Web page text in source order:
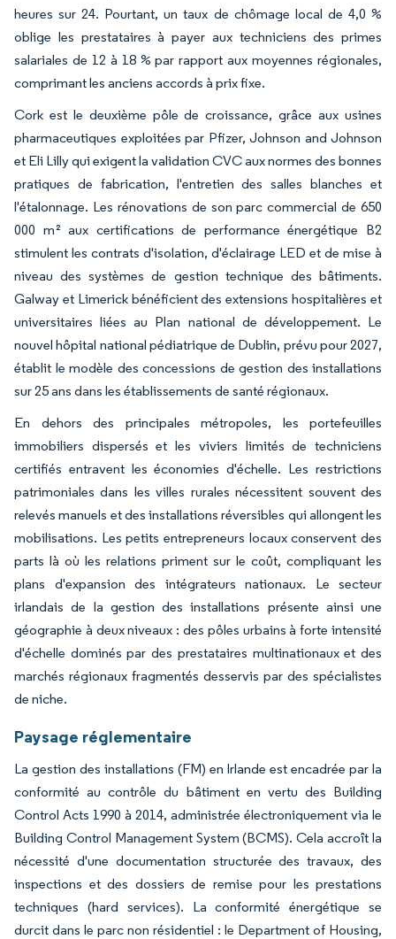
heures sur 24. Pourtant, un taux de chômage local de 4,0 %
oblige les prestataires à payer aux techniciens des primes
salariales de 12 à 18 % par rapport aux moyennes régionales,
comprimant les anciens accords à prix fixe.
Cork est le deuxième pôle de croissance, grâce aux usines
pharmaceutiques exploitées par Pfizer, Johnson and Johnson
et Eli Lilly qui exigent la validation CVC aux normes des bonnes
pratiques de fabrication, l'entretien des salles blanches et
l'étalonnage. Les rénovations de son parc commercial de 650
000 m² aux certifications de performance énergétique B2
stimulent les contrats d'isolation, d'éclairage LED et de mise à
niveau des systèmes de gestion technique des bâtiments.
Galway et Limerick bénéficient des extensions hospitalières et
universitaires liées au Plan national de développement. Le
nouvel hôpital national pédiatrique de Dublin, prévu pour 2027,
établit le modèle des concessions de gestion des installations
sur 25 ans dans les établissements de santé régionaux.
En dehors des principales métropoles, les portefeuilles
immobiliers dispersés et les viviers limités de techniciens
certifiés entravent les économies d'échelle. Les restrictions
patrimoniales dans les villes rurales nécessitent souvent des
relevés manuels et des installations réversibles qui allongent les
mobilisations. Les petits entrepreneurs locaux conservent des
parts là où les relations priment sur le coût, compliquant les
plans d'expansion des intégrateurs nationaux. Le secteur
irlandais de la gestion des installations présente ainsi une
géographie à deux niveaux : des pôles urbains à forte intensité
d'échelle dominés par des prestataires multinationaux et des
marchés régionaux fragmentés desservis par des spécialistes
de niche.
Paysage réglementaire
La gestion des installations (FM) en Irlande est encadrée par la
conformité au contrôle du bâtiment en vertu des Building
Control Acts 1990 à 2014, administrée électroniquement via le
Building Control Management System (BCMS). Cela accroît la
nécessité d'une documentation structurée des travaux, des
inspections et des dossiers de remise pour les prestations
techniques (hard services). La conformité énergétique se
durcit dans le parc non résidentiel : le Department of Housing,